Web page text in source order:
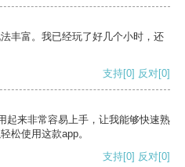
丰富。我已经玩了好几个小时，还
支持[0] 反对[0]
起来非常容易上手，让我能够快速熟
松使用这款app。
支持[0] 反对[0]